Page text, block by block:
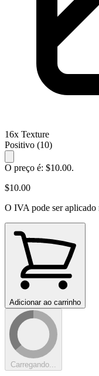
16x Texture
Positivo (10)
O preço é: $10.00.
$10.00
O IVA pode ser aplicado
Adicionar ao carrinho
Carregando...